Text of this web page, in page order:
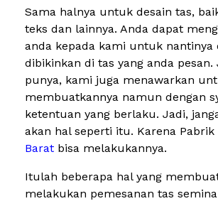
Sama halnya untuk desain tas,
teks dan lainnya. Anda dapat
anda kepada kami untuk nantinya
dibikinkan di tas yang anda pesan.
punya, kami juga menawarkan
membuatkannya namun dengan
ketentuan yang berlaku. Jadi,
akan hal seperti itu. Karena Pabrik
Barat bisa melakukannya.
Itulah beberapa hal yang
melakukan pemesanan tas